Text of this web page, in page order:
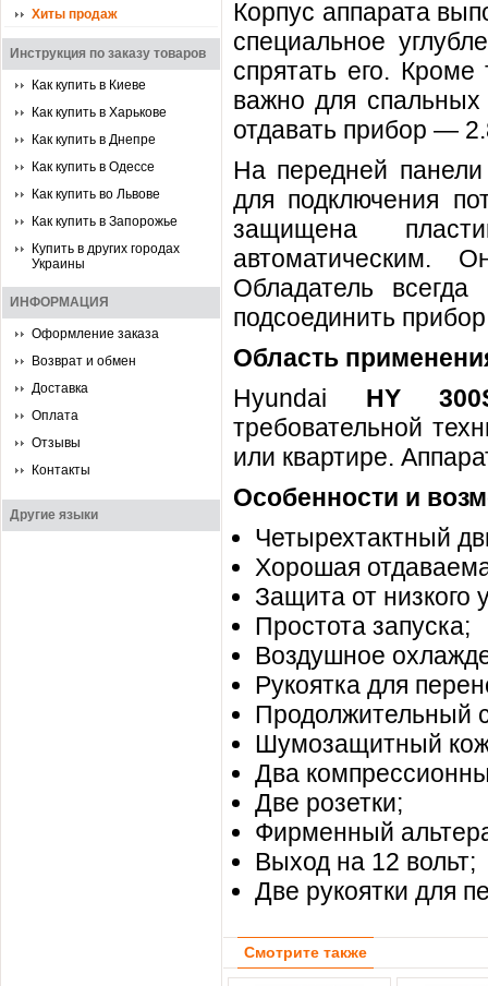
Хиты продаж
Инструкция по заказу товаров
Как купить в Киеве
Как купить в Харькове
Как купить в Днепре
Как купить в Одессе
Как купить во Львове
Как купить в Запорожье
Купить в других городах
Украины
ИНФОРМАЦИЯ
Оформление заказа
Возврат и обмен
Доставка
Оплата
Отзывы
Контакты
Другие языки
Корпус аппарата
специальное
спрятать его.
важно для
отдавать прибор —
На передней
для подключения
защищена
автоматическим.
Обладатель
подсоединить
Область
Hyundai HY
требовательной
или квартире.
Особенности и
Четырехтактный
Хорошая
Защита от низкого
Простота запуска;
Воздушное
Рукоятка для
Продолжительный
Шумозащитный
Два
Две розетки;
Фирменный
Выход на 12 вольт;
Две рукоятки для
Смотрите также